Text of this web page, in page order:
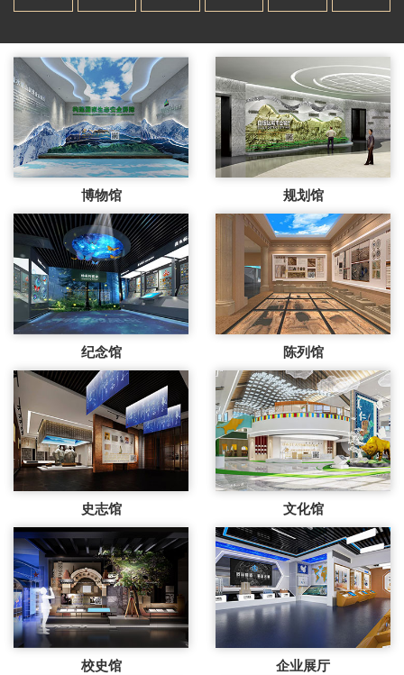
博物馆 规划馆
纪念馆 陈列馆
史志馆 文化馆
校史馆 企业展厅